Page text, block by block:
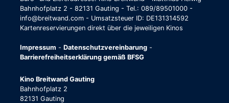
Bahnhofplatz 2 - 82131 Gauting - Tel.: 089/89501000 -
info@breitwand.com - Umsatzsteuer ID: DE131314592
Kartenreservierungen direkt über die jeweiligen Kinos
Impressum - Datenschutzvereinbarung -
Barrierefreiheitserklärung gemäß BFSG
Kino Breitwand Gauting
Bahnhofplatz 2
82131 Gauting